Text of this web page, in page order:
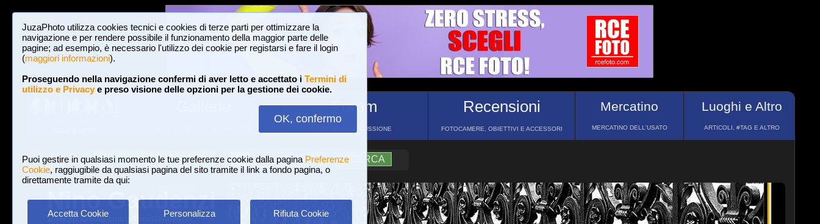
JuzaPhoto utilizza cookies tecnici e cookies di terze parti per ottimizzare la
navigazione e per rendere possibile il funzionamento della maggior parte delle
pagine; ad esempio, è necessario l'utilizzo dei cookie per registarsi e fare il login
(maggiori informazioni).
Proseguendo nella navigazione confermi di aver letto e accettato i Termini di
utilizzo e Privacye preso visione delle opzioni per la gestione dei cookie.
OK, confermo
Puoi gestire in qualsiasi momento le tue preferenze cookie dalla pagina Preferenze
Cookie, raggiugibile da qualsiasi pagina del sito tramite il link a fondo pagina, o
direttamente tramite da qui:
Accetta Cookie Personalizza Rifiuta Cookie
Forum
FORUM DI DISCUSSIONE
Recensioni
FOTOCAMERE, OBIETTIVI E ACCESSORI
Mercatino
MERCATINO DELL'USATO
Luoghi e Altro
ARTICOLI, #TAG E ALTRO
Login Iscriviti a JuzaPhoto! A A ?AIUTO RICERCA
Nino Gaudenzi
www.juzaphoto.com/p/NinoGaudenzi